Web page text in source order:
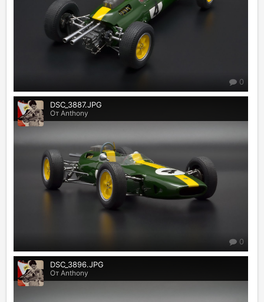
0
DSC_3887.JPG
От Anthony
0
DSC_3896.JPG
От Anthony